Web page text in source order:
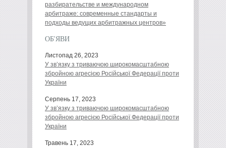
разбирательстве и международном
арбитраже: современные стандарты и
подходы ведущих арбитражных центров»
ОБ'ЯВИ
Листопад 26, 2023
У зв’язку з триваючою широкомасштабною
збройною агресією Російської Федерації проти
України
Серпень 17, 2023
У зв’язку з триваючою широкомасштабною
збройною агресією Російської Федерації проти
України
Травень 17, 2023